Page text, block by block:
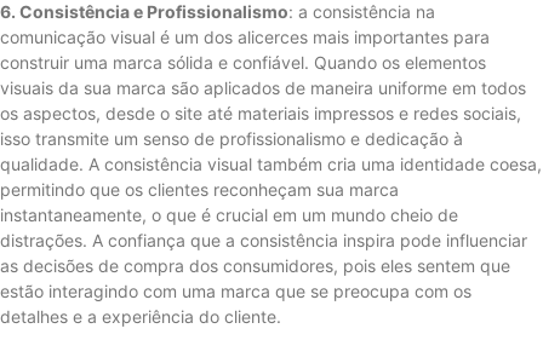
6. Consistência e Profissionalismo: a consistência na
comunicação visual é um dos alicerces mais importantes para
construir uma marca sólida e confiável. Quando os elementos
visuais da sua marca são aplicados de maneira uniforme em todos
os aspectos, desde o site até materiais impressos e redes sociais,
isso transmite um senso de profissionalismo e dedicação à
qualidade. A consistência visual também cria uma identidade coesa,
permitindo que os clientes reconheçam sua marca
instantaneamente, o que é crucial em um mundo cheio de
distrações. A confiança que a consistência inspira pode influenciar
as decisões de compra dos consumidores, pois eles sentem que
estão interagindo com uma marca que se preocupa com os
detalhes e a experiência do cliente.